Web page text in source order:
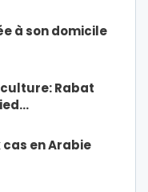
à son domicile
Rabat
en Arabie